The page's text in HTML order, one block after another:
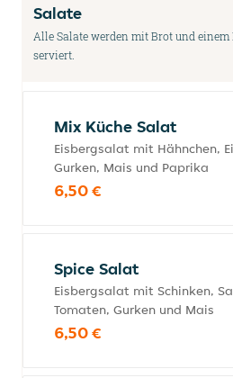
Salate
Alle Salate werden mit Brot und
serviert.
Mix Küche Salat
Eisbergsalat mit Hähnchen,
Gurken, Mais und Paprika
6,50 €
Spice Salat
Eisbergsalat mit Schinken,
Tomaten, Gurken und Mais
6,50 €